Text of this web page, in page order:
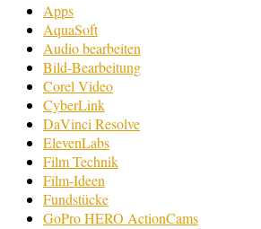
Apps
AquaSoft
Audio bearbeiten
Bild-Bearbeitung
Corel Video
CyberLink
DaVinci Resolve
ElevenLabs
Film Technik
Film-Ideen
Fundstücke
GoPro HERO ActionCams